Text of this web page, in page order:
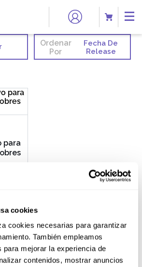
cookies
cookies necesarias para garantizar
También empleamos
para mejorar la experiencia de
contenidos, mostrar anuncios
Ordenar
Por
Fecha De
Release
para